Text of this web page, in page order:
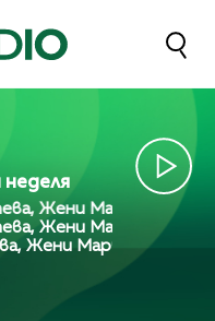
неделя
Жени Марчева и Диана
Жени Марчева и Диана
Жени Марчева и Диана